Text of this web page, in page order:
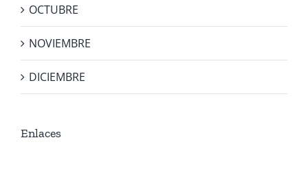
OCTUBRE
NOVIEMBRE
DICIEMBRE
Enlaces